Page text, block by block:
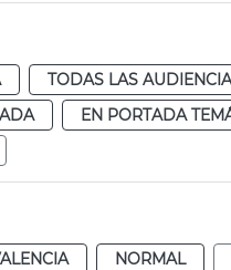
TODAS LAS
EN PORTADA
NORMAL